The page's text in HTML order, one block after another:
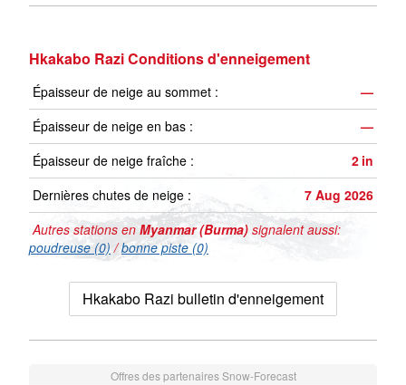
Hkakabo Razi Conditions d'enneigement
Épaisseur de neige au sommet :
—
Épaisseur de neige en bas :
—
Épaisseur de neige fraîche :
2 in
Dernières chutes de neige :
7 Aug 2026
Autres stations en Myanmar (Burma) signalent aussi:
poudreuse (0) /bonne piste (0)
Hkakabo Razi bulletin d'enneigement
Offres des partenaires Snow-Forecast